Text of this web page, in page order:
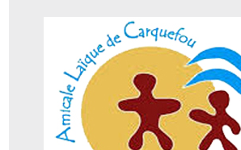
Amicale Laïque de Carquefou
Adresse : Le pressoir de la Fleuriaye 44470
Téléphone : 02 40 52 70 9